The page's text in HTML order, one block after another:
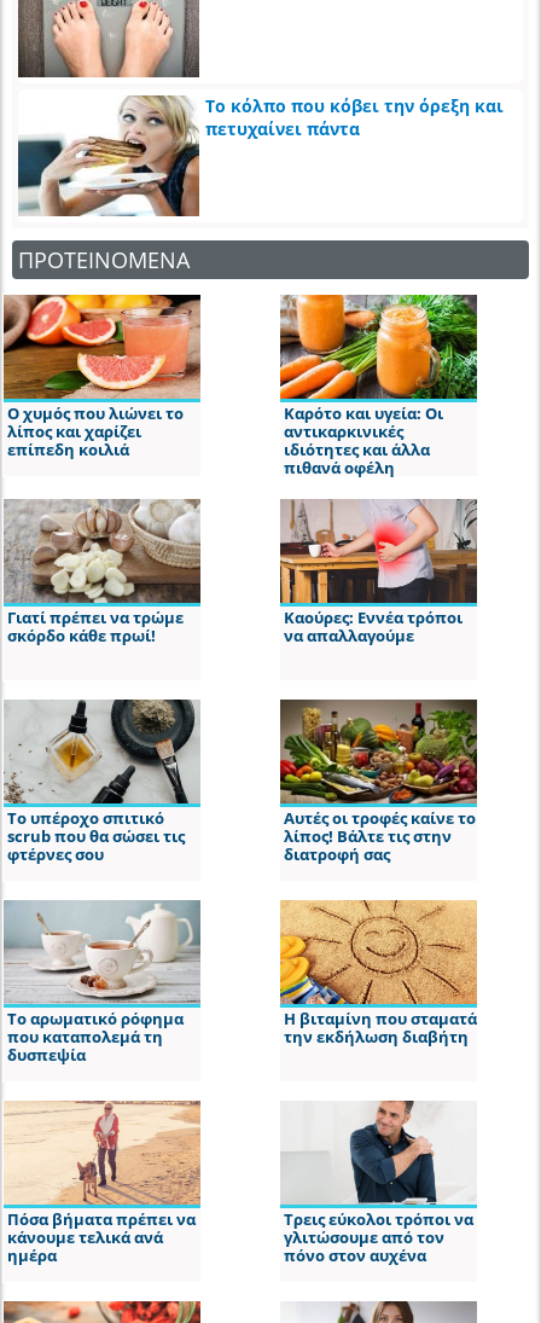
Το κόλπο που κόβει την όρεξη και
πετυχαίνει πάντα
ΠΡΟΤΕΙΝΟΜΕΝΑ
Ο χυμός που λιώνει το
λίπος και χαρίζει
επίπεδη κοιλιά
Καρότο και υγεία: Οι
αντικαρκινικές
ιδιότητες και άλλα
πιθανά οφέλη
Γιατί πρέπει να τρώμε
σκόρδο κάθε πρωί!
Καούρες: Εννέα τρόποι
να απαλλαγούμε
Το υπέροχο σπιτικό
scrub που θα σώσει τις
φτέρνες σου
Αυτές οι τροφές καίνε το
λίπος! Βάλτε τις στην
διατροφή σας
Το αρωματικό ρόφημα
που καταπολεμά τη
δυσπεψία
Η βιταμίνη που σταματά
την εκδήλωση διαβήτη
Πόσα βήματα πρέπει να
κάνουμε τελικά ανά
ημέρα
Τρεις εύκολοι τρόποι να
γλιτώσουμε από τον
πόνο στον αυχένα